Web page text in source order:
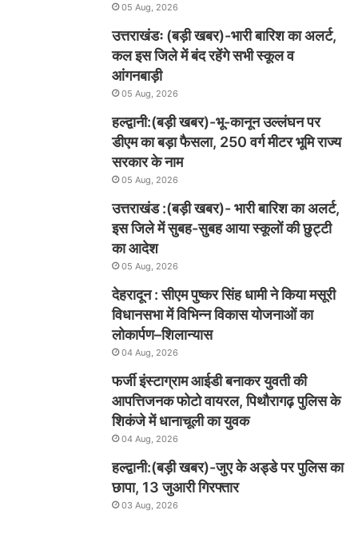
05 Aug, 2026
उत्तराखंडः (बड़ी खबर)-भारी बारिश का अलर्ट,
कल इस जिले में बंद रहेंगे सभी स्कूल व
आंगनबाड़ी
05 Aug, 2026
हल्द्वानी:(बड़ी खबर)-भू-कानून उल्लंघन पर
डीएम का बड़ा फैसला, 250 वर्ग मीटर भूमि राज्य
सरकार के नाम
05 Aug, 2026
उत्तराखंड :(बड़ी खबर)- भारी बारिश का अलर्ट,
इस जिले में सुबह-सुबह आया स्कूलों की छुट्टी
का आदेश
05 Aug, 2026
देहरादून : सीएम पुष्कर सिंह धामी ने किया मसूरी
विधानसभा में विभिन्न विकास योजनाओं का
लोकार्पण–शिलान्यास
04 Aug, 2026
फर्जी इंस्टाग्राम आईडी बनाकर युवती की
आपत्तिजनक फोटो वायरल, पिथौरागढ़ पुलिस के
शिकंजे में धानाचूली का युवक
04 Aug, 2026
हल्द्वानी:(बड़ी खबर)-जुए के अड्डे पर पुलिस का
छापा, 13 जुआरी गिरफ्तार
03 Aug, 2026